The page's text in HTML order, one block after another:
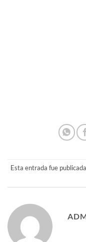
Esta entrada fue